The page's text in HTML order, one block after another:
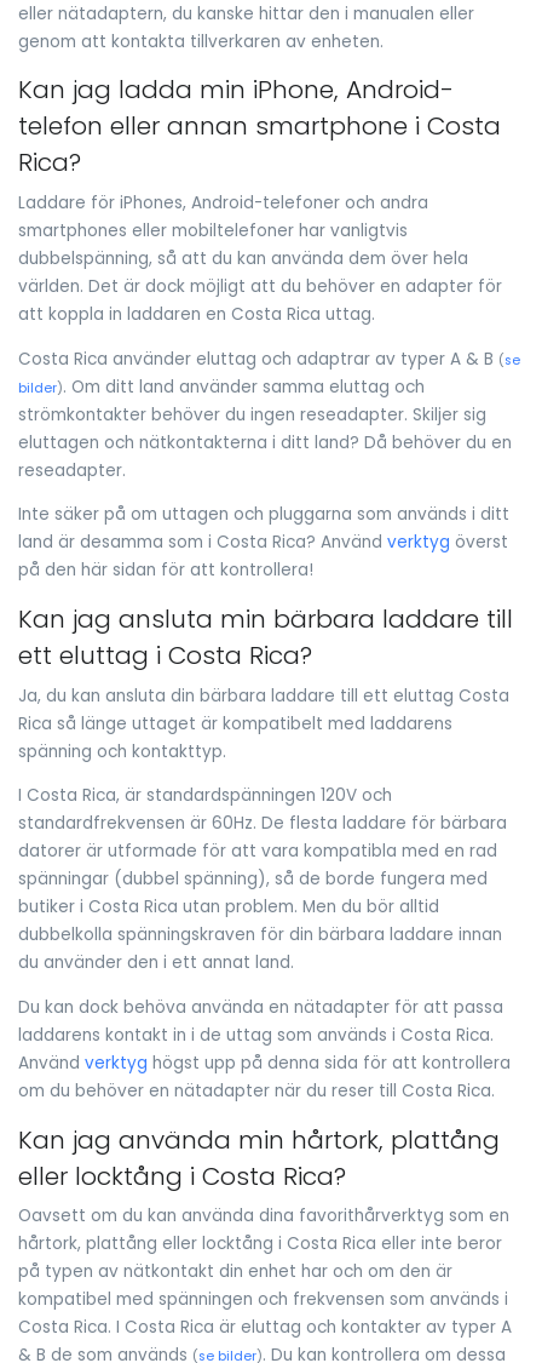
eller nätadaptern, du kanske hittar den i manualen eller
genom att kontakta tillverkaren av enheten.
Kan jag ladda min iPhone, Android-
telefon eller annan smartphone i Costa
Rica?
Laddare för iPhones, Android-telefoner och andra
smartphones eller mobiltelefoner har vanligtvis
dubbelspänning, så att du kan använda dem över hela
världen. Det är dock möjligt att du behöver en adapter för
att koppla in laddaren en Costa Rica uttag.
Costa Rica använder eluttag och adaptrar av typer A & B (se
bilder). Om ditt land använder samma eluttag och
strömkontakter behöver du ingen reseadapter. Skiljer sig
eluttagen och nätkontakterna i ditt land? Då behöver du en
reseadapter.
Inte säker på om uttagen och pluggarna som används i ditt
land är desamma som i Costa Rica? Använd verktyg överst
på den här sidan för att kontrollera!
Kan jag ansluta min bärbara laddare till
ett eluttag i Costa Rica?
Ja, du kan ansluta din bärbara laddare till ett eluttag Costa
Rica så länge uttaget är kompatibelt med laddarens
spänning och kontakttyp.
I Costa Rica, är standardspänningen 120V och
standardfrekvensen är 60Hz. De flesta laddare för bärbara
datorer är utformade för att vara kompatibla med en rad
spänningar (dubbel spänning), så de borde fungera med
butiker i Costa Rica utan problem. Men du bör alltid
dubbelkolla spänningskraven för din bärbara laddare innan
du använder den i ett annat land.
Du kan dock behöva använda en nätadapter för att passa
laddarens kontakt in i de uttag som används i Costa Rica.
Använd verktyg högst upp på denna sida för att kontrollera
om du behöver en nätadapter när du reser till Costa Rica.
Kan jag använda min hårtork, plattång
eller locktång i Costa Rica?
Oavsett om du kan använda dina favorithårverktyg som en
hårtork, plattång eller locktång i Costa Rica eller inte beror
på typen av nätkontakt din enhet har och om den är
kompatibel med spänningen och frekvensen som används i
Costa Rica. I Costa Rica är eluttag och kontakter av typer A
& B de som används (se bilder). Du kan kontrollera om dessa